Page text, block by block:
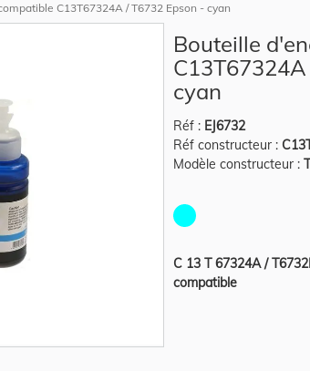
C13T67324A / T6732 Epson - cyan
Bouteille
cyan
Réf : EJ6732
Réf constructeur :
Modèle constructeur :
C 13 T 67324A /
compatible